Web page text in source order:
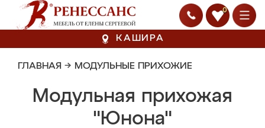
0
КАШИРА
ГЛАВНАЯ → МОДУЛЬНЫЕ ПРИХОЖИЕ
Модульная прихожая
"Юнона"